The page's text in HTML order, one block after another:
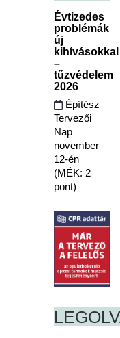
Évtizedes
problémák
új
kihívásokkal
–
tűzvédelem
2026
Építész
Tervezői
Nap
november
12-én
(MÉK: 2
pont)